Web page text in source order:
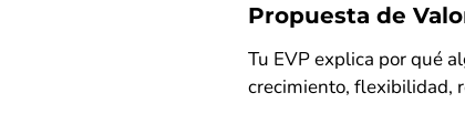
Propuesta de
Tu EVP explica por qué
crecimiento, flexibilidad,